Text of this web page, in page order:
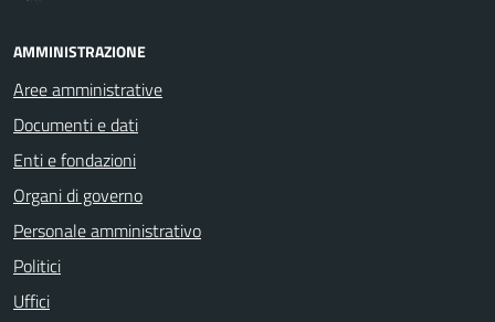
AMMINISTRAZIONE
Aree amministrative
Documenti e dati
Enti e fondazioni
Organi di governo
Personale amministrativo
Politici
Uffici